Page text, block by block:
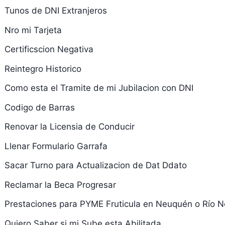
Tunos de DNI Extranjeros
Nro mi Tarjeta
Certificscion Negativa
Reintegro Historico
Como esta el Tramite de mi Jubilacion con DNI
Codigo de Barras
Renovar la Licensia de Conducir
Llenar Formulario Garrafa
Sacar Turno para Actualizacion de Dat Ddato
Reclamar la Beca Progresar
Prestaciones para PYME Fruticula en Neuquén o Río